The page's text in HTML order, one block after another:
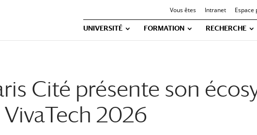
Vous êtes Intranet Espace
UNIVERSITÉ FORMATION RECHERCHE
Cité présente son
2026